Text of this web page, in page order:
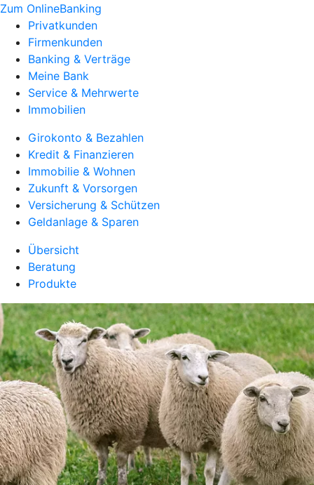
Zum OnlineBanking
Privatkunden
Firmenkunden
Banking & Verträge
Meine Bank
Service & Mehrwerte
Immobilien
Girokonto & Bezahlen
Kredit & Finanzieren
Immobilie & Wohnen
Zukunft & Vorsorgen
Versicherung & Schützen
Geldanlage & Sparen
Übersicht
Beratung
Produkte